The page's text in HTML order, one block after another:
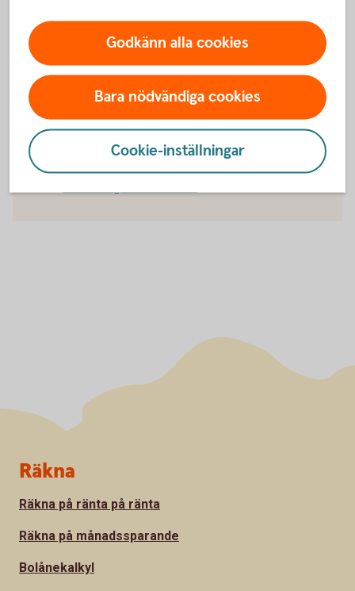
Ring 033-16 65 00
För att se detta innehåll behöver du först
och statistik.
Godkänn alla cookies
Bara nödvändiga cookies
Cookie-inställningar
Sidfot
Räkna
Räkna på ränta på ränta
Räkna på månadssparande
Bolånekalkyl